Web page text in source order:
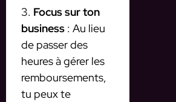
3. Focus sur ton
business : Au lieu
de passer des
heures à gérer les
remboursements,
tu peux te